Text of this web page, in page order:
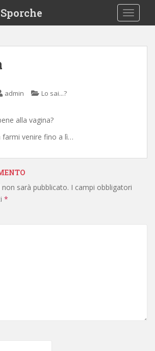
admin Lo sai...?
alla vagina?
farmi venire fino a lì…
sarà pubblicato. I campi obbligatori
*